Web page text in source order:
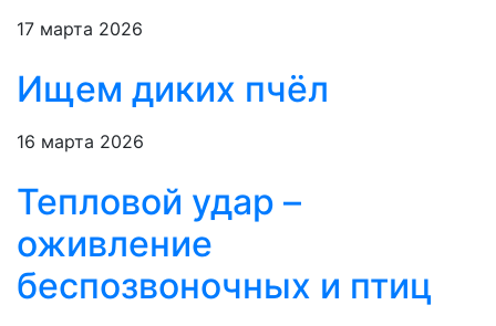
17 марта 2026
Ищем диких пчёл
16 марта 2026
Тепловой удар –
оживление
беспозвоночных и птиц